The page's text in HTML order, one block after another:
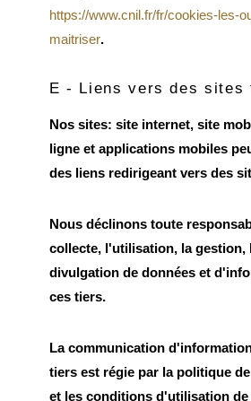
https://www.cnil.fr/fr/cookies-les-
maitriser.
E - Liens vers des sites
Nos sites: site internet, site
ligne et applications mobiles
des liens redirigeant vers des
Nous déclinons toute
collecte, l'utilisation, la gestion,
divulgation de données et
ces tiers.
La communication
tiers est régie par la politique
et les conditions d'utilisation de